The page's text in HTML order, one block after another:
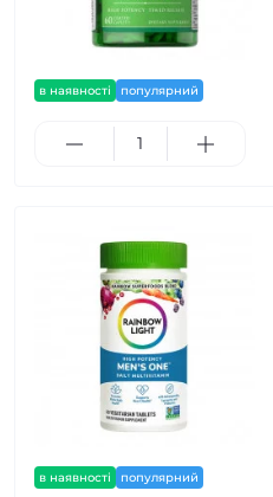
в наявності популярний
в наявності популярний